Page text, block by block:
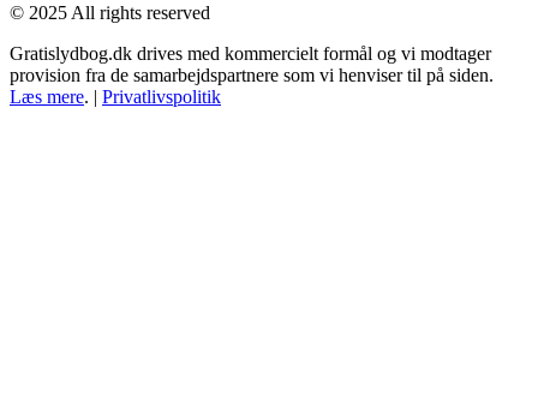
© 2025 All rights reserved
Gratislydbog.dk drives med kommercielt formål og vi modtager
provision fra de samarbejdspartnere som vi henviser til på siden.
Læs mere. | Privatlivspolitik